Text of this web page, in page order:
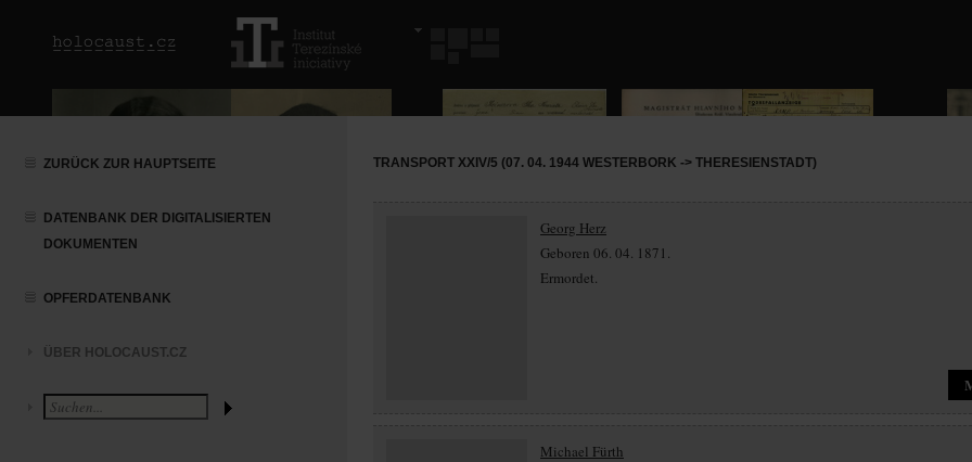
ZURÜCK ZUR HAUPTSEITE
DATENBANK DER DIGITALISIERTEN
DOKUMENTEN
OPFERDATENBANK
ÜBER HOLOCAUST.CZ
TRANSPORT XXIV/5 (07. 04. 1944 WESTERBORK -> THERESIENSTADT)
Georg Herz
Geboren 06. 04. 1871.
Ermordet.
Michael Fürth